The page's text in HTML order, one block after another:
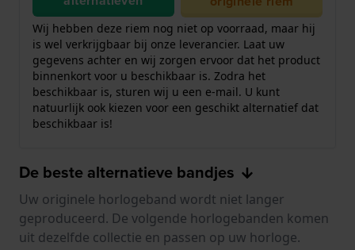
Wij hebben deze riem nog niet op voorraad, maar hij
is wel verkrijgbaar bij onze leverancier. Laat uw
gegevens achter en wij zorgen ervoor dat het product
binnenkort voor u beschikbaar is. Zodra het
beschikbaar is, sturen wij u een e-mail. U kunt
natuurlijk ook kiezen voor een geschikt alternatief dat
beschikbaar is!
De beste alternatieve bandjes
Uw originele horlogeband wordt niet langer
geproduceerd. De volgende horlogebanden komen
uit dezelfde collectie en passen op uw horloge.